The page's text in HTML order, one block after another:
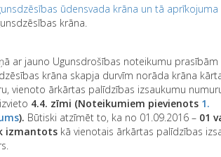
ūdensvada krāna un tā aprīkojuma
krāna.
ar jauno Ugunsdrošības noteikumu prasībām
krāna skapja durvīm norāda krāna
vienoto ārkārtas palīdzības izsaukumu
4.4. zīmi (Noteikumiem pievienots 1.
). Būtiski atzīmēt to, ka no 01.09.2016 – 01
izmantotskā vienotais ārkārtas palīdzības